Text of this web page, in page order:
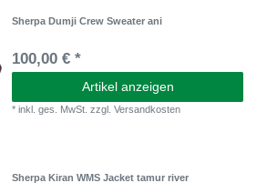
Sherpa Dumji Crew Sweater ani
100,00 € *
Artikel anzeigen
*inkl. ges. MwSt. zzgl.Versandkosten
Sherpa Kiran WMS Jacket tamur river